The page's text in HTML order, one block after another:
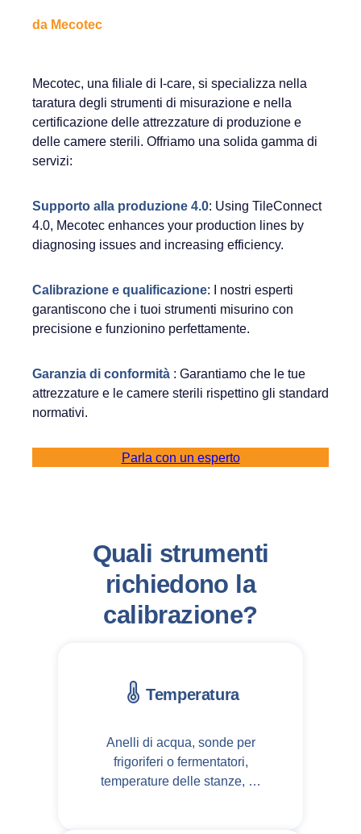
da Mecotec
Mecotec, una filiale di I-care, si specializza nella
taratura degli strumenti di misurazione e nella
certificazione delle attrezzature di produzione e
delle camere sterili. Offriamo una solida gamma di
servizi:
Supporto alla produzione 4.0: Using TileConnect
4.0, Mecotec enhances your production lines by
diagnosing issues and increasing efficiency.
Calibrazione e qualificazione: I nostri esperti
garantiscono che i tuoi strumenti misurino con
precisione e funzionino perfettamente.
Garanzia di conformità : Garantiamo che le tue
attrezzature e le camere sterili rispettino gli standard
normativi.
Parla con un esperto
Quali strumenti
richiedono la
calibrazione?
Temperatura
Anelli di acqua, sonde per
frigoriferi o fermentatori,
temperature delle stanze, …